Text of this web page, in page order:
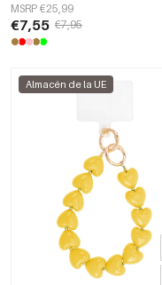
MSRP €25,99
€7,55 €7,95
Almacén de la UE